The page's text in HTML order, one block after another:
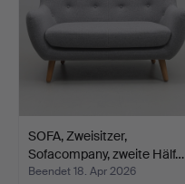
SOFA, Zweisitzer,
Sofacompany, zweite Hälf…
Beendet 18. Apr 2026